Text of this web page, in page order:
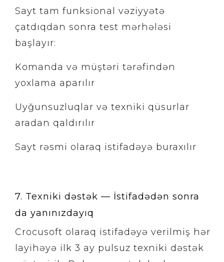
Sayt tam funksional vəziyyətə
çatdıqdan sonra test mərhələsi
başlayır:
Komanda və müştəri tərəfindən
yoxlama aparılır
Uyğunsuzluqlar və texniki qüsurlar
aradan qaldırılır
Sayt rəsmi olaraq istifadəyə buraxılır
7. Texniki dəstək — İstifadədən sonra
da yanınızdayıq
Crocusoft olaraq istifadəyə verilmiş hər
layihəyə ilk 3 ay pulsuz texniki dəstək